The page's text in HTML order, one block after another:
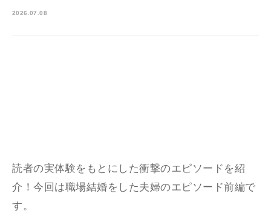
2026.07.08
読者の実体験をもとにした衝撃のエピソードを紹
介！今回は職場結婚をした夫婦のエピソード前編で
す。